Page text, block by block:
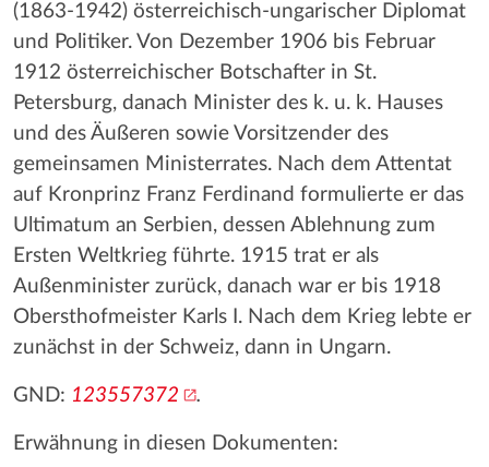
(1863-1942) österreichisch-ungarischer Diplomat
und Politiker. Von Dezember 1906 bis Februar
1912 österreichischer Botschafter in St.
Petersburg, danach Minister des k. u. k. Hauses
und des Äußeren sowie Vorsitzender des
gemeinsamen Ministerrates. Nach dem Attentat
auf Kronprinz Franz Ferdinand formulierte er das
Ultimatum an Serbien, dessen Ablehnung zum
Ersten Weltkrieg führte. 1915 trat er als
Außenminister zurück, danach war er bis 1918
Obersthofmeister Karls I. Nach dem Krieg lebte er
zunächst in der Schweiz, dann in Ungarn.
GND: 123557372 .
Erwähnung in diesen Dokumenten: